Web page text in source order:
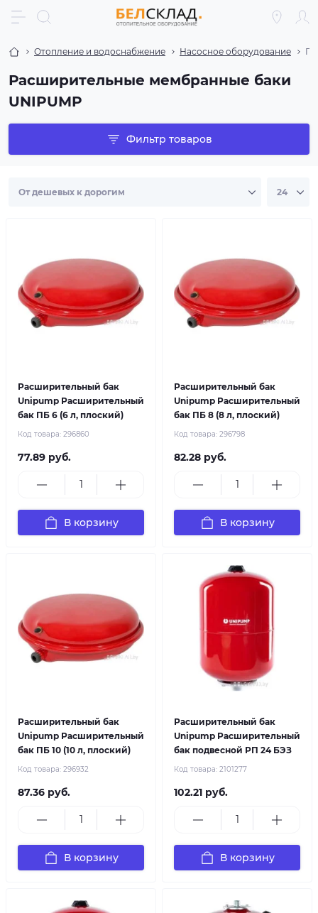
Отопление и водоснабжение Насосное оборудование
Расширительные мембранные баки
UNIPUMP
Фильтр товаров
Расширительный бак
Unipump Расширительный
бак ПБ 6 (6 л, плоский)
Код товара: 296860
77.89 руб.
В корзину
Расширительный бак
Unipump Расширительный
бак ПБ 8 (8 л, плоский)
Код товара: 296798
82.28 руб.
В корзину
Расширительный бак
Unipump Расширительный
бак ПБ 10 (10 л, плоский)
Код товара: 296932
87.36 руб.
В корзину
Расширительный бак
Unipump Расширительный
бак подвесной РП 24 БЭЗ
Код товара: 2101277
102.21 руб.
В корзину